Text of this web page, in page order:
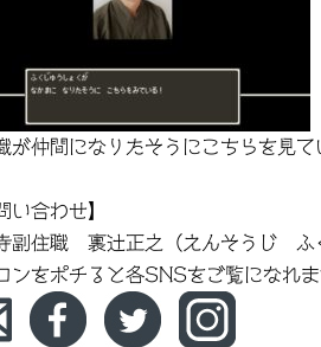
が仲間になりたそうにこちらを見て
い合わせ】
副住職 裏辻正之（えんそうじ
ンをポチると各SNSをご覧になれ